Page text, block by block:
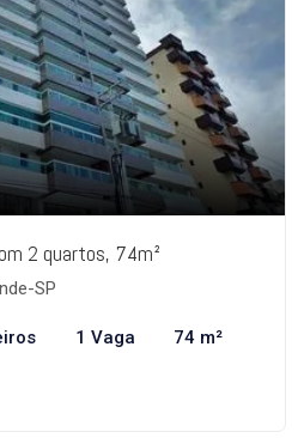
2 quartos, 74m²
SP
1 Vaga 74 m²